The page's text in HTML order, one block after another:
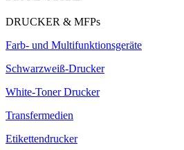
DRUCKER & MFPs
Farb- und Multifunktionsgeräte
Schwarzweiß-Drucker
White-Toner Drucker
Transfermedien
Etikettendrucker